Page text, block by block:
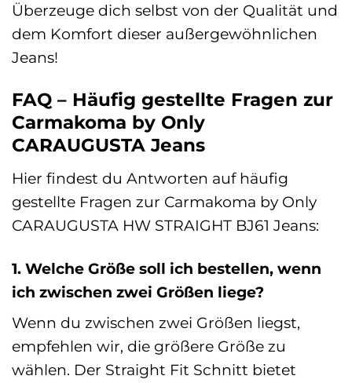
Überzeuge dich selbst von der Qualität und
dem Komfort dieser außergewöhnlichen
Jeans!
FAQ – Häufig gestellte Fragen zur
Carmakoma by Only
CARAUGUSTA Jeans
Hier findest du Antworten auf häufig
gestellte Fragen zur Carmakoma by Only
CARAUGUSTA HW STRAIGHT BJ61 Jeans:
1. Welche Größe soll ich bestellen, wenn
ich zwischen zwei Größen liege?
Wenn du zwischen zwei Größen liegst,
empfehlen wir, die größere Größe zu
wählen. Der Straight Fit Schnitt bietet